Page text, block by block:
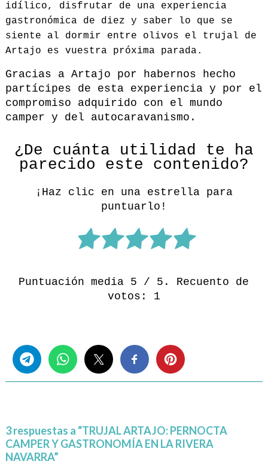
idílico, disfrutar de una experiencia
gastronómica de diez y saber lo que se
siente al dormir entre olivos el trujal de
Artajo es vuestra próxima parada.
Gracias a Artajo por habernos hecho
partícipes de esta experiencia y por el
compromiso adquirido con el mundo
camper y del autocaravanismo.
¿De cuánta utilidad te ha
parecido este contenido?
¡Haz clic en una estrella para
puntuarlo!
Puntuación media 5 / 5. Recuento de
votos: 1
3 respuestas a “TRUJAL ARTAJO: PERNOCTA
CAMPER Y GASTRONOMÍA EN LA RIVERA
NAVARRA”